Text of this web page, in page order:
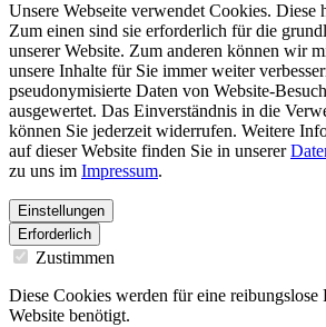
Unsere Webseite verwendet Cookies. Diese
Zum einen sind sie erforderlich für die
unserer Website. Zum anderen können wir
unsere Inhalte für Sie immer weiter
pseudonymisierte Daten von Website-
ausgewertet. Das Einverständnis in die
können Sie jederzeit widerrufen. Weitere
auf dieser Website finden Sie in unserer
zu uns im Impressum.
Einstellungen
Erforderlich
Zustimmen
Diese Cookies werden für eine reibungslose
Website benötigt.